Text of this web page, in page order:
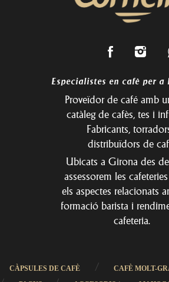
Especialistes en cafè per a
Proveïdor de café amb
catàleg de cafès, tes i
Fabricants,
distribuïdors de
Ubicats a Girona des
assessorem les
els aspectes relacionats
formació barista i
cafeteria.
CÀPSULES DE CAFÈ / CAFÈ MOLT-